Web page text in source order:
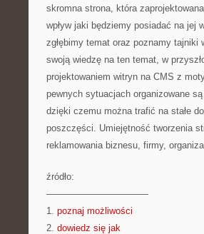
skromna strona, która
wpływ jaki będziemy posiadać na jej
zgłębimy temat oraz poznamy
swoją wiedzę na ten temat, w
projektowaniem witryn na CMS z
pewnych sytuacjach organizowane
dzięki czemu można trafić na stałe
poszczęści. Umiejętność tworzenia
reklamowania biznesu, firmy,
źródło:
———————————
1. poznaj możliwości
2. dowiedz się jak